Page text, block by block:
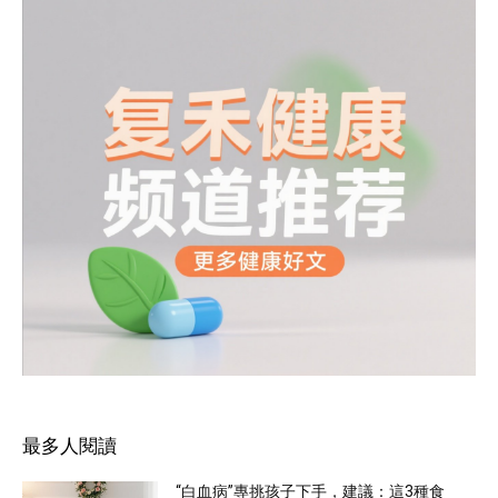
最多人閱讀
“白血病”專挑孩子下手，建議：這3種食